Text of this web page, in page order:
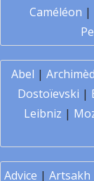
Caméléon |
Abel |
Dostoïevski |
Leibniz |
Advice | Artsakh